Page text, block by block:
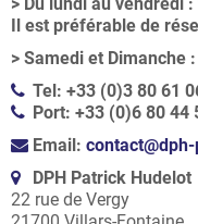
Il est préférable de
> Samedi et Dimanche
Tel: +33 (0)3 80 61
Port: +33 (0)6 80 44
Email:
DPH Patrick Hudelot
22 rue de Vergy